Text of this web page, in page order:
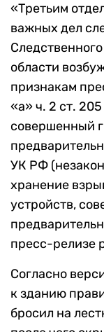
«Третьим
важных дел
области
признакам
«а» ч. 2 ст.
совершенный
УК РФ
хранение
устройств,
пресс-релизе
Согласно
к зданию
бросил на